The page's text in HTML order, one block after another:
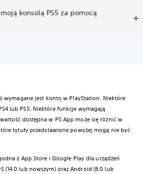
konsolą PS5 za pomocą
wymagane jest konto w PlayStation. Niektóre
lub PS5. Niektóre funkcje wymagają
dostępna w PS App może się różnić w
tytuły przedstawione powyżej mogą nie być
z App Store i Google Play dla urządzeń
(14.0 lub nowszym) oraz Android (8.0 lub